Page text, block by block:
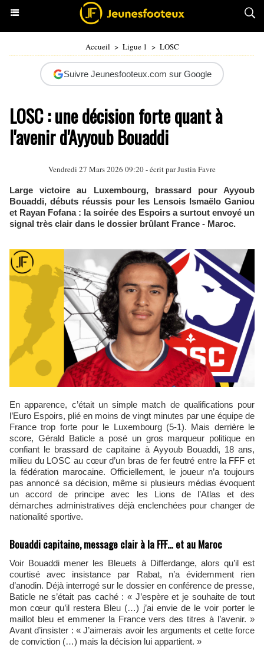
Accueil > Ligue 1 > LOSC
Suivre Jeunesfooteux.com sur Google
LOSC : une décision forte quant à
l'avenir d'Ayyoub Bouaddi
Vendredi 27 Mars 2026 09:20 - écrit parJustin Favre
Large victoire au Luxembourg, brassard pour Ayyoub
Bouaddi, débuts réussis pour les Lensois Ismaëlo Ganiou
et Rayan Fofana : la soirée des Espoirs a surtout envoyé un
signal très clair dans le dossier brûlant France - Maroc.
En apparence, c’était un simple match de qualifications pour
l’Euro Espoirs, plié en moins de vingt minutes par une équipe de
France trop forte pour le Luxembourg (5-1). Mais derrière le
score, Gérald Baticle a posé un gros marqueur politique en
confiant le brassard de capitaine à Ayyoub Bouaddi, 18 ans,
milieu du LOSC au cœur d’un bras de fer feutré entre la FFF et
la fédération marocaine. Officiellement, le joueur n’a toujours
pas annoncé sa décision, même si plusieurs médias évoquent
un accord de principe avec les Lions de l’Atlas et des
démarches administratives déjà enclenchées pour changer de
nationalité sportive.
Bouaddi capitaine, message clair à la FFF… et au Maroc
Voir Bouaddi mener les Bleuets à Differdange, alors qu’il est
courtisé avec insistance par Rabat, n’a évidemment rien
d’anodin. Déjà interrogé sur le dossier en conférence de presse,
Baticle ne s’était pas caché : « J’espère et je souhaite de tout
mon cœur qu’il restera Bleu (…) j’ai envie de le voir porter le
maillot bleu et emmener la France vers des titres à l’avenir. »
Avant d’insister : « J’aimerais avoir les arguments et cette force
de conviction (…) mais la décision lui appartient. »